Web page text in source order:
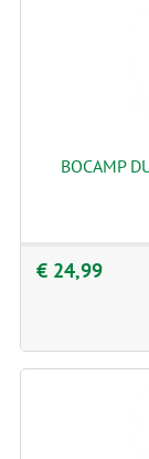
BOCAMP
€ 24,99